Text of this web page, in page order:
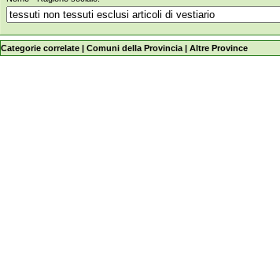
tessuti-non-tessuti-esclusi-articoli-di-vestiario podenzano
Categorie correlate | Comuni della Provincia | Altre Province